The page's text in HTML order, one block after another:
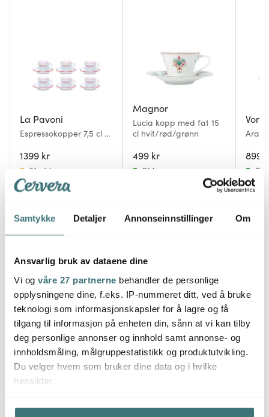
Samtykke Detaljer Annonseinnstillinger Om
Ansvarlig bruk av dataene dine
Vi og våre 27 partnerne behandler de personlige
opplysningene dine, f.eks. IP-nummeret ditt, ved å bruke
teknologi som informasjonskapsler for å lagre og få
tilgang til informasjon på enheten din, sånn at vi kan tilby
deg personlige annonser og innhold samt annonse- og
innholdsmåling, målgruppestatistikk og produktutvikling.
Du velger hvem som bruker dine data og i hvilke
hensikter.
Hvis du gir oss lov, vil vi også gjerne:
La Pavoni
Espressokopper 7,5 cl 6
1399 kr
Få på lager
Magnor
Lucia kopp med fat 15
cl hvit/rød/grønn
499 kr
På lager
Von
899
På
Du kanskje også liker
BRA DEAL
La